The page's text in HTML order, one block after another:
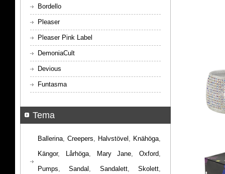
Bordello
Pleaser
Pleaser Pink Label
DemoniaCult
Devious
Funtasma
Tema
Ballerina, Creepers, Halvstövel , Knähöga,
Kängor, Lårhöga, Mary Jane, Oxford,
Pumps,Sandal , Sandalett,Skolett,